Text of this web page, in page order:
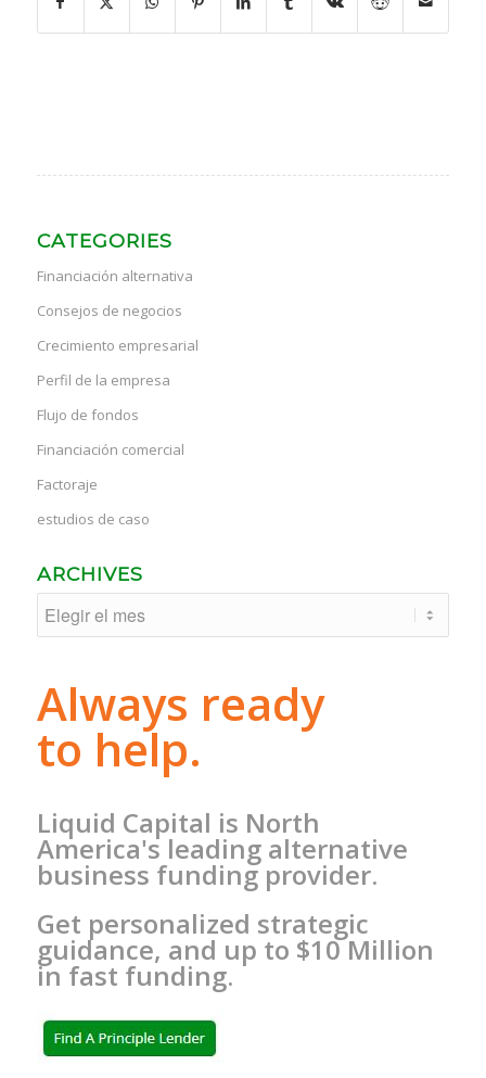
CATEGORIES
Financiación alternativa
Consejos de negocios
Crecimiento empresarial
Perfil de la empresa
Flujo de fondos
Financiación comercial
Factoraje
estudios de caso
ARCHIVES
Always ready
to help.
Liquid Capital is North
America's leading alternative
business funding provider.
Get personalized strategic
guidance, and up to $10 Million
in fast funding.